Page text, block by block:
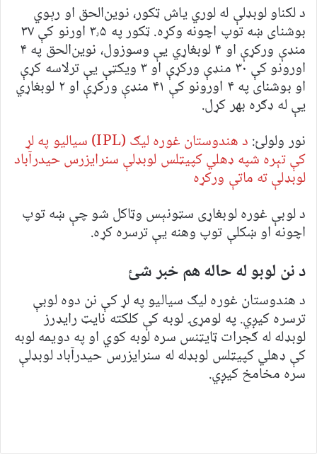
د لکناو لوبډلې له لوري ياش ټکور، نوين‌الحق او رېوي
بوشنای ښه توپ اچونه وکړه. ټکور په ۳٫۵ اورنو کې ۳۷
منډې ورکړې او ۴ لوبغاړي يې وسوزول، نوين‌الحق په ۴
اورونو کې ۳۰ منډې ورکړې او ۳ ويکټې يې ترلاسه کړې
او بوشنای په ۴ اورونو کې ۴۱ منډې ورکړې او ۲ لوبغاړي
يې له ډګره بهر کړل.
نور ولولئ:
د هندوستان غوره ليګ (IPL) سياليو په لړ
کې تېره شپه ډهلي کپيټلس لوبډلې سنرايزرس حيدرآباد
لوبډلې ته ماتې ورکړه
د لوبې غوره لوبغاړی سټونېس وټاکل شو چې ښه توپ
اچونه او ښکلې توپ وهنه يې ترسره کړه.
د نن لوبو له حاله هم خبر شئ
د هندوستان غوره ليګ سياليو په لړ کې نن دوه لوبې
ترسره کيږي. په لومړۍ لوبه کې کلکته نایټ رايډرز
لوبډله له ګجرات ټايټنس سره لوبه کوي او په دويمه لوبه
کې ډهلي کپيټلس لوبډله له سنرايزرس حيدرآباد لوبډلې
سره مخامخ کيږي.